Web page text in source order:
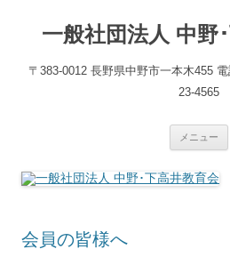
一般社団法人 中野
〒383-0012 長野県中野市一本木455
23-4565
メニュー
会員の皆様へ